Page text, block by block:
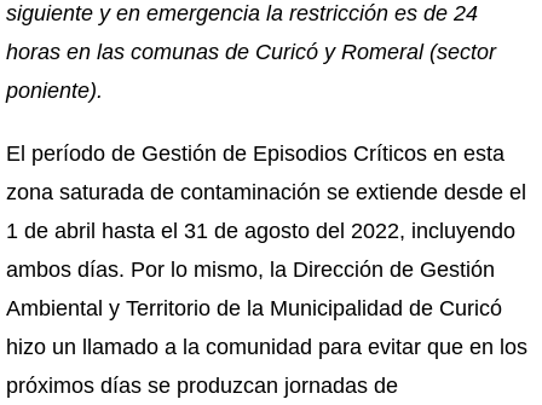
siguiente y en emergencia la restricción es de 24
horas en las comunas de Curicó y Romeral (sector
poniente).
El período de Gestión de Episodios Críticos en esta
zona saturada de contaminación se extiende desde el
1 de abril hasta el 31 de agosto del 2022, incluyendo
ambos días. Por lo mismo, la Dirección de Gestión
Ambiental y Territorio de la Municipalidad de Curicó
hizo un llamado a la comunidad para evitar que en los
próximos días se produzcan jornadas de